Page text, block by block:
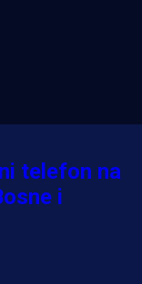
telefon na
i